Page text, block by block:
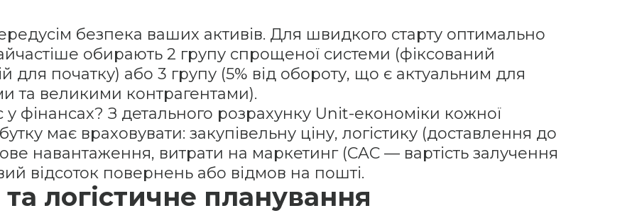
безпека ваших активів. Для швидкого старту оптимально
обирають 2 групу спрощеної системи (фіксований
для початку) або 3 групу (5% від обороту, що є актуальним для
та великими контрагентами).
у фінансах? З детального розрахунку Unit-економіки кожної
має враховувати: закупівельну ціну, логістику (доставлення до
навантаження, витрати на маркетинг (CAC — вартість залучення
відсоток повернень або відмов на пошті.
логістичне планування